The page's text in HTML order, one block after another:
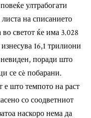
ултрабогати
на списанието
светот ќе има 3.028
16,1 трилиони
поради што
се сè побарани.
е што темпото на раст
со соодветниот
наскоро нема да